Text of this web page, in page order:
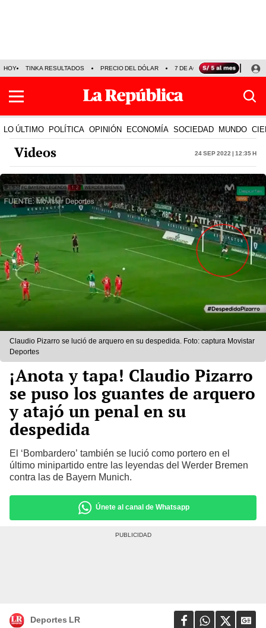
HOY TINKA RESULTADOS PRECIO DEL DÓLAR 7 DE AGOSTO OLLANTA
LO ÚLTIMO POLÍTICA OPINIÓN ECONOMÍA SOCIEDAD MUNDO
Videos 24 Sep 2022 | 12:35 h
Claudio Pizarro se lució de arquero en su despedida. Foto: captura Movistar
Deportes
¡Anota y tapa! Claudio Pizarro
se puso los guantes de arquero
y atajó un penal en su
despedida
El ‘Bombardero’ también se lució como portero en el
último minipartido entre las leyendas del Werder Bremen
contra las de Bayern Munich.
Únete al canal de Whatsapp
Deportes LR